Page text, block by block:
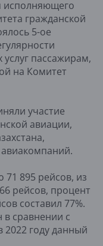
исполняющего
гражданской
5-ое
пассажирам,
на Комитет
участие
авиации,
895 рейсов, из
рейсов, процент
составил 77%.
сравнении с
году данный